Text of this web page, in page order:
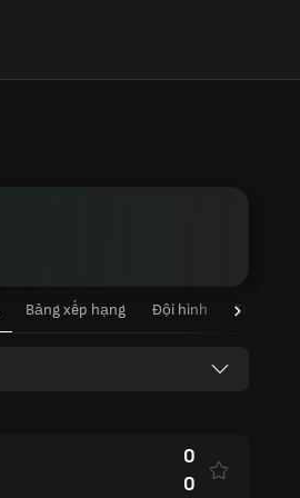
Bảng xếp hạng Đội hình Thống kê
0
0